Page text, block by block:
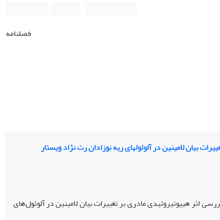
فصلنامه
بیان لامینین در آلوئول‏های ریه نوزادان رت نژاد ویستار
اثر هیپوتیروئیدی مادری بر تغییرات بیان لامینین در آلوئول‌های